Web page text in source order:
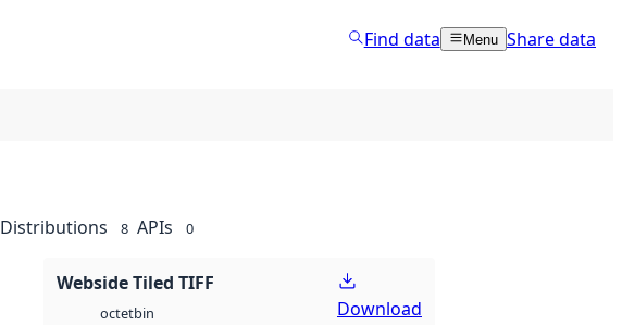
Find data Menu Share data
Distributions 8 APIs 0
Webside Tiled TIFF
octetbin Download